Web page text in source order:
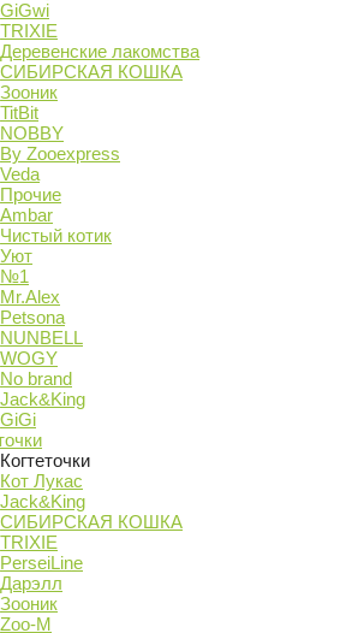
GiGwi
TRIXIE
Деревенские лакомства
СИБИРСКАЯ КОШКА
Зооник
TitBit
NOBBY
By Zooexpress
Veda
Прочие
Ambar
Чистый котик
Уют
№1
Mr.Alex
Petsona
NUNBELL
WOGY
No brand
Jack&King
GiGi
Когтеточки
Кот Лукас
Jack&King
СИБИРСКАЯ КОШКА
TRIXIE
PerseiLine
Дарэлл
Зооник
Zoo-M